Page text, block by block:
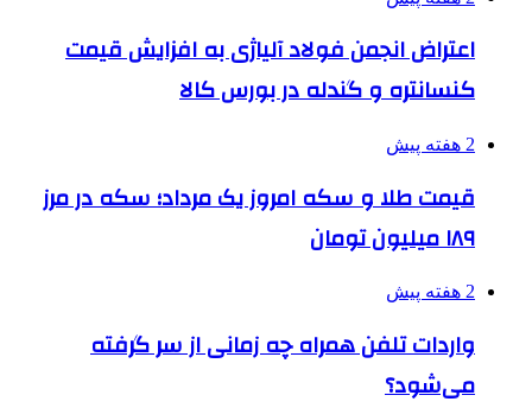
اعتراض انجمن فولاد آلیاژی به افزایش قیمت
کنسانتره و گندله در بورس کالا
2 هفته پیش
قیمت طلا و سکه امروز یک مرداد؛ سکه در مرز
۱۸۹ میلیون تومان
2 هفته پیش
واردات تلفن همراه چه زمانی از سر گرفته
می‌شود؟